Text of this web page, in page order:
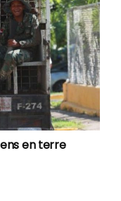
en terre